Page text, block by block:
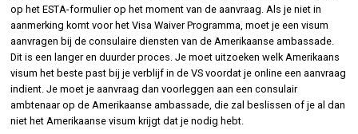
op het ESTA-formulier op het moment van de aanvraag. Als je niet in
aanmerking komt voor het Visa Waiver Programma, moet je een visum
aanvragen bij de consulaire diensten van de Amerikaanse ambassade.
Dit is een langer en duurder proces. Je moet uitzoeken welk Amerikaans
visum het beste past bij je verblijf in de VS voordat je online een aanvraag
indient. Je moet je aanvraag dan voorleggen aan een consulair
ambtenaar op de Amerikaanse ambassade, die zal beslissen of je al dan
niet het Amerikaanse visum krijgt dat je nodig hebt.